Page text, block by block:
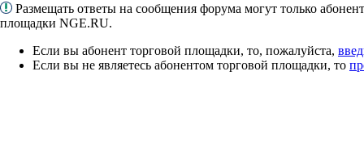
Размещать ответы на сообщения форума могут только
площадки NGE.RU.
Если вы абонент торговой площадки, то, пожалуйста,
Если вы не являетесь абонентом торговой площадки, то